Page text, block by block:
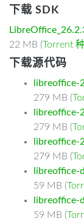
下载 SDK
22 MB (Torrent
下载源代码
libreoffice-
279 MB (
libreoffice-
279 MB (
libreoffice-
279 MB (
libreoffice-
59 MB (
libreoffice-
59 MB (